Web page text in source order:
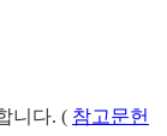
니다. ( 참고문헌